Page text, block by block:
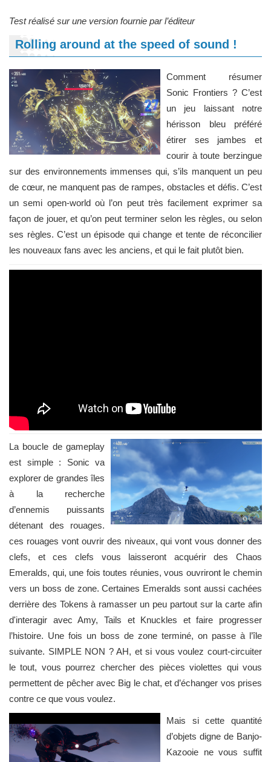
Test réalisé sur une version fournie par l’éditeur
Rolling around at the speed of sound !
Comment résumer
Sonic Frontiers ? C’est
un jeu laissant notre
hérisson bleu préféré
étirer ses jambes et
courir à toute berzingue
sur des environnements immenses qui, s’ils manquent un peu
de cœur, ne manquent pas de rampes, obstacles et défis. C’est
un semi open-world où l’on peut très facilement exprimer sa
façon de jouer, et qu’on peut terminer selon les règles, ou selon
ses règles. C’est un épisode qui change et tente de réconcilier
les nouveaux fans avec les anciens, et qui le fait plutôt bien.
La boucle de gameplay
est simple : Sonic va
explorer de grandes îles
à la recherche
d’ennemis puissants
détenant des rouages.
ces rouages vont ouvrir des niveaux, qui vont vous donner des
clefs, et ces clefs vous laisseront acquérir des Chaos
Emeralds, qui, une fois toutes réunies, vous ouvriront le chemin
vers un boss de zone. Certaines Emeralds sont aussi cachées
derrière des Tokens à ramasser un peu partout sur la carte afin
d'interagir avec Amy, Tails et Knuckles et faire progresser
l’histoire. Une fois un boss de zone terminé, on passe à l’île
suivante. SIMPLE NON ? AH, et si vous voulez court-circuiter
le tout, vous pourrez chercher des pièces violettes qui vous
permettent de pêcher avec Big le chat, et d’échanger vos prises
contre ce que vous voulez.
Mais si cette quantité
d’objets digne de Banjo-
Kazooie ne vous suffit